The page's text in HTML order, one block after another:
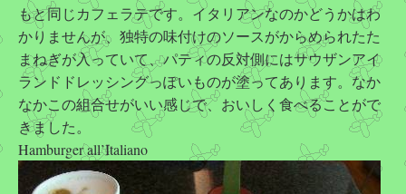
もと同じカフェラテです。イタリアンなのかどうかはわ
かりませんが、独特の味付けのソースがからめられたた
まねぎが入っていて、パティの反対側にはサウザンアイ
ランドドレッシングっぽいものが塗ってあります。なか
なかこの組合せがいい感じで、おいしく食べることがで
きました。
Hamburger all’Italiano